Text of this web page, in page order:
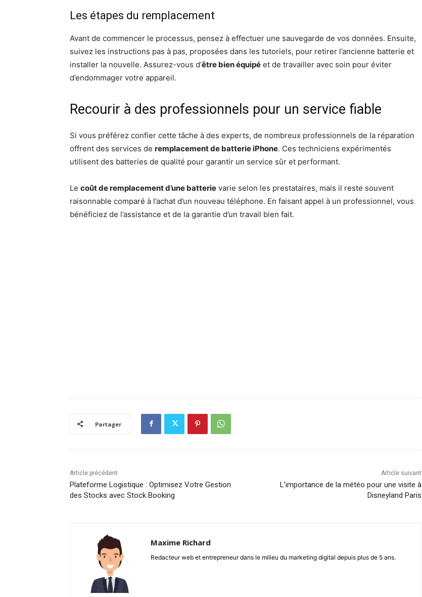
Les étapes du remplacement
Avant de commencer le processus, pensez à effectuer une sauvegarde de vos données. Ensuite,
suivez les instructions pas à pas, proposées dans les tutoriels, pour retirer l’ancienne batterie et
installer la nouvelle. Assurez-vous d’être bien équipé et de travailler avec soin pour éviter
d’endommager votre appareil.
Recourir à des professionnels pour un service fiable
Si vous préférez confier cette tâche à des experts, de nombreux professionnels de la réparation
offrent des services de remplacement de batterie iPhone. Ces techniciens expérimentés
utilisent des batteries de qualité pour garantir un service sûr et performant.
Le coût de remplacement d’une batterie varie selon les prestataires, mais il reste souvent
raisonnable comparé à l’achat d’un nouveau téléphone. En faisant appel à un professionnel, vous
bénéficiez de l’assistance et de la garantie d’un travail bien fait.
Partager
Article précédent
Plateforme Logistique : Optimisez Votre Gestion
des Stocks avec Stock Booking
Article suivant
L’importance de la météo pour une visite à
Disneyland Paris
Maxime Richard
Redacteur web et entrepreneur dans le milieu du marketing digital depuis plus de 5 ans.